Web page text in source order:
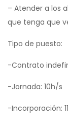
– Atender a los
que tenga que
Tipo de puesto:
-Contrato
-Jornada: 10h/s
-Incorporación: